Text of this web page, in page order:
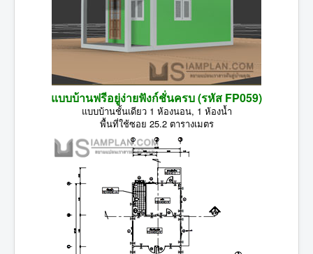
แบบบ้านฟรีอยู่ง่ายฟังก์ชั่นครบ (รหัส FP059)
แบบบ้านชั้นเดียว 1 ห้องนอน, 1 ห้องน้ำ
พื้นที่ใช้ซอย 25.2 ตารางเมตร